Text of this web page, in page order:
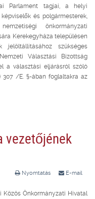
Parlament tagjai, a helyi
és polgármesterek,
önkormányzati
Kerekegyháza településen
jelöltállításához szükséges
Választási Bizottság
a választási eljárásról szóló
307 /E. §-ában foglaltakra az
vezetőjének
Nyomtatás E-mail
Közös Önkormányzati Hivatal